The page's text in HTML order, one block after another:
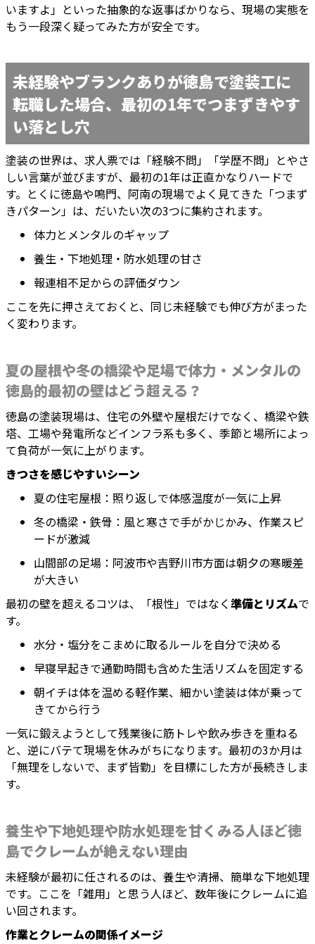
いますよ」といった抽象的な返事ばかりなら、現場の実態を
もう一段深く疑ってみた方が安全です。
未経験やブランクありが徳島で塗装工に
転職した場合、最初の1年でつまずきやす
い落とし穴
塗装の世界は、求人票では「経験不問」「学歴不問」とやさ
しい言葉が並びますが、最初の1年は正直かなりハードで
す。とくに徳島や鳴門、阿南の現場でよく見てきた「つまず
きパターン」は、だいたい次の3つに集約されます。
体力とメンタルのギャップ
養生・下地処理・防水処理の甘さ
報連相不足からの評価ダウン
ここを先に押さえておくと、同じ未経験でも伸び方がまった
く変わります。
夏の屋根や冬の橋梁や足場で体力・メンタルの
徳島的最初の壁はどう超える？
徳島の塗装現場は、住宅の外壁や屋根だけでなく、橋梁や鉄
塔、工場や発電所などインフラ系も多く、季節と場所によっ
て負荷が一気に上がります。
きつさを感じやすいシーン
夏の住宅屋根：照り返しで体感温度が一気に上昇
冬の橋梁・鉄骨：風と寒さで手がかじかみ、作業スピ
ードが激減
山間部の足場：阿波市や吉野川市方面は朝夕の寒暖差
が大きい
最初の壁を超えるコツは、「根性」ではなく準備とリズムで
す。
水分・塩分をこまめに取るルールを自分で決める
早寝早起きで通勤時間も含めた生活リズムを固定する
朝イチは体を温める軽作業、細かい塗装は体が乗って
きてから行う
一気に鍛えようとして残業後に筋トレや飲み歩きを重ねる
と、逆にバテて現場を休みがちになります。最初の3か月は
「無理をしないで、まず皆勤」を目標にした方が長続きしま
す。
養生や下地処理や防水処理を甘くみる人ほど徳
島でクレームが絶えない理由
未経験が最初に任されるのは、養生や清掃、簡単な下地処理
です。ここを「雑用」と思う人ほど、数年後にクレームに追
い回されます。
作業とクレームの関係イメージ